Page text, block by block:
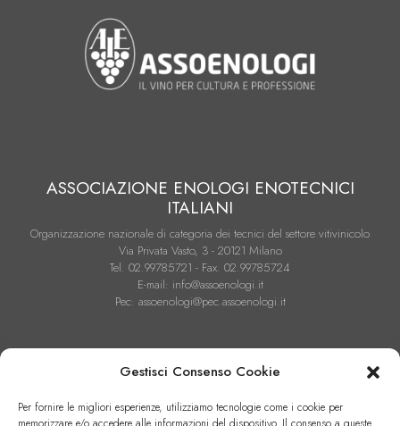
Gestisci Consenso Cookie
Per fornire le migliori esperienze, utilizziamo tecnologie come i cookie per
ASSOCIAZIONE ENOLOGI ENOTECNICI
ITALIANI
Organizzazione nazionale di categoria dei tecnici del settore vitivinicolo
Via Privata Vasto, 3 - 20121 Milano
Tel. 02.99785721 - Fax. 02.99785724
E-mail: info@assoenologi.it
Pec: assoenologi@pec.assoenologi.it